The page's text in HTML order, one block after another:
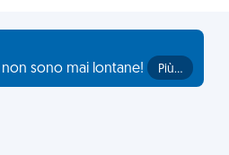
sono mai lontane!
Più…